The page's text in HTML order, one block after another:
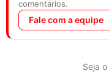
comentários.
Fale com a equipe
Seja